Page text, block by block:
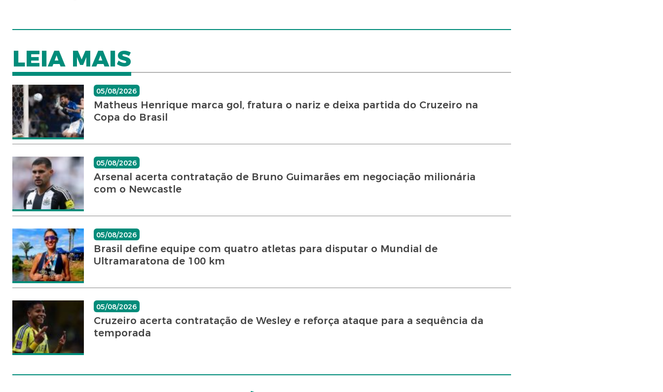
LEIA MAIS
05/08/2026
Matheus Henrique marca gol, fratura o nariz e deixa partida do Cruzeiro na
Copa do Brasil
05/08/2026
Arsenal acerta contratação de Bruno Guimarães em negociação milionária
com o Newcastle
05/08/2026
Brasil define equipe com quatro atletas para disputar o Mundial de
Ultramaratona de 100 km
05/08/2026
Cruzeiro acerta contratação de Wesley e reforça ataque para a sequência da
temporada